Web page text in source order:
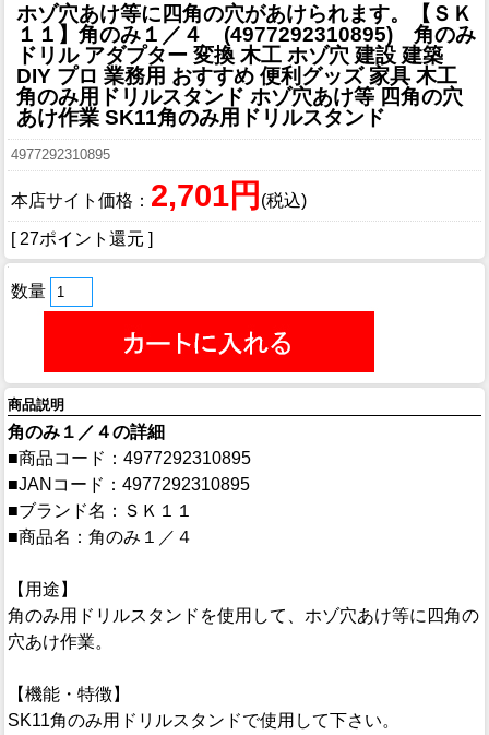
ホゾ穴あけ等に四角の穴があけられます。
【ＳＫ
１１】角のみ１／４ (4977292310895) 角のみ
ドリル アダプター 変換 木工 ホゾ穴 建設 建築
DIY プロ 業務用 おすすめ 便利グッズ 家具 木工
角のみ用ドリルスタンド ホゾ穴あけ等 四角の穴
あけ作業 SK11角のみ用ドリルスタンド
4977292310895
本店サイト価格： 2,701円 (税込)
[ 27ポイント還元 ]
数量
商品説明
角のみ１／４の詳細
■商品コード：4977292310895
■JANコード：4977292310895
■ブランド名：ＳＫ１１
■商品名：角のみ１／４
【用途】
角のみ用ドリルスタンドを使用して、ホゾ穴あけ等に四角の
穴あけ作業。
【機能・特徴】
SK11角のみ用ドリルスタンドで使用して下さい。